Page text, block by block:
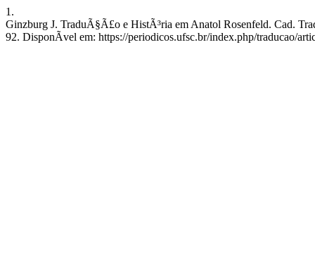
1.
Ginzburg J. TraduÃ§Ã£o e HistÃ³ria em Anatol Rosenfeld. Cad.
92. DisponÃ­vel em: https://periodicos.ufsc.br/index.php/traducao/